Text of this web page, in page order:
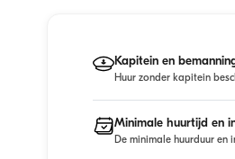
Kapitein en
Huur zonder kapitein
Minimale huurtijd en
De minimale huurduur en